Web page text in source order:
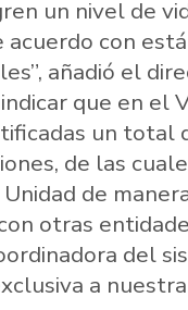
un nivel de
acuerdo con
añadió el
que en el
un total
de las
de
otras
del
a